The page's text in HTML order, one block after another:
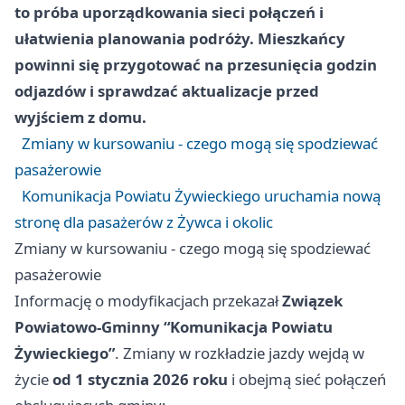
to próba uporządkowania sieci połączeń i
ułatwienia planowania podróży. Mieszkańcy
powinni się przygotować na przesunięcia godzin
odjazdów i sprawdzać aktualizacje przed
wyjściem z domu.
Zmiany w kursowaniu - czego mogą się spodziewać
pasażerowie
Komunikacja Powiatu Żywieckiego uruchamia nową
stronę dla pasażerów z Żywca i okolic
Zmiany w kursowaniu - czego mogą się spodziewać
pasażerowie
Informację o modyfikacjach przekazałZwiązek
Powiatowo-Gminny “Komunikacja Powiatu
Żywieckiego”. Zmiany w rozkładzie jazdy wejdą w
życieod 1 stycznia 2026 roku i obejmą sieć połączeń